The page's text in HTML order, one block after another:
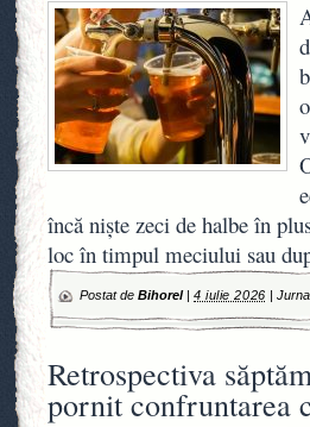
încă niște zeci de halbe în
loc în timpul meciului sau
Postat de Bihorel| 4 iulie 2026 |
Retrospectiva
pornit confruntarea